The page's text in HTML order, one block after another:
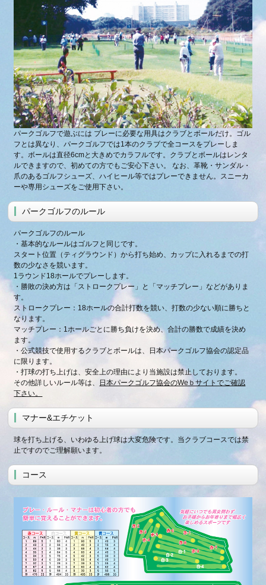
パークゴルフで遊ぶには プレーに必要な用具はクラブとボールだけ。ゴル
フとは異なり、パークゴルフでは1本のクラブで全コースをプレーしま
す。ボールは直径6cmと大きめでカラフルです。クラブとボールはレンタ
ルできますので、初めての方でもご安心下さい。 なお、革靴・サンダル・
爪のあるゴルフシューズ、ハイヒール等ではプレーできません。スニーカ
ーや専用シューズをご使用下さい。
パークゴルフのルール
パークゴルフのルール
・基本的なルールはゴルフと同じです。
スタート位置（ティグラウンド）から打ち始め、カップに入れるまでの打
数の少なさを競います。
1ラウンド18ホールでプレーします。
・勝敗の決め方は「ストロークプレー」と「マッチプレー」などがありま
す。
ストロークプレー：18ホールの合計打数を競い、打数の少ない順に勝ちと
なります。
マッチプレー：1ホールごとに勝ち負けを決め、合計の勝数で成績を決め
ます。
・公式競技で使用するクラブとボールは、日本パークゴルフ協会の認定品
に限ります。
・打球の打ち上げは、安全上の理由により当施設は禁止しております。
その他詳しいルール等は、
日本パークゴルフ協会のWeｂサイトでご確認
下さい。
マナー&エチケット
球を打ち上げる、いわゆる上げ球は大変危険です。当クラブコースでは禁
止ですのでご理解願います。
コース